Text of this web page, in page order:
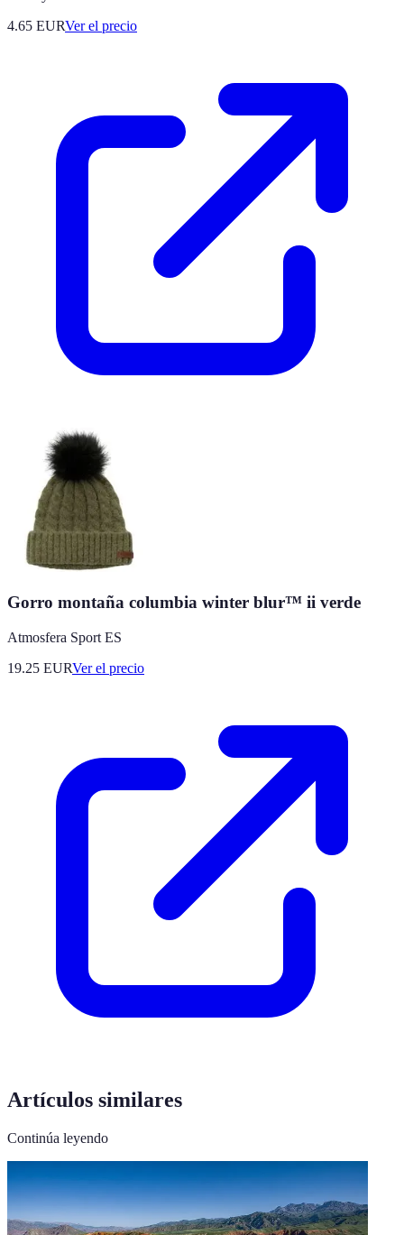
4.65 EURVer el precio
Gorro montaña columbia winter blur™ ii verde
Atmosfera Sport ES
19.25 EURVer el precio
Artículos similares
Continúa leyendo